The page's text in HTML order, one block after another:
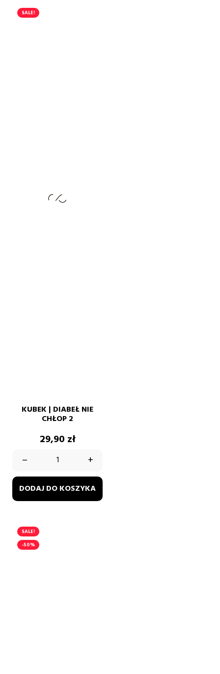
SALE!
KUBEK | DIABEŁ NIE
CHŁOP 2
Cena
29,90 zł
–
+
DODAJ DO KOSZYKA
SALE!
-50%